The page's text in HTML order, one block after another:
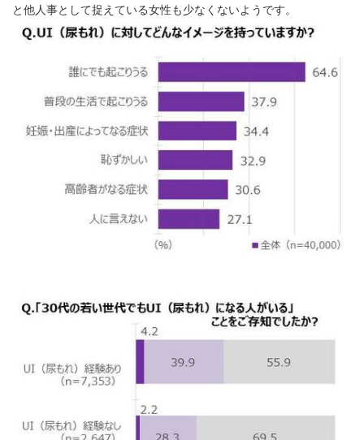
と他人事として捉えている女性も少なくないようです。